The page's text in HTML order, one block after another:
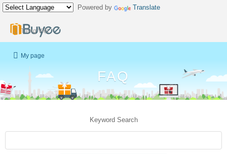
Powered by Translate
Tiếng Việt
My page
FAQ
Keyword Search